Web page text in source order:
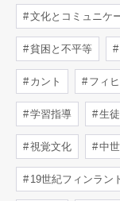
文化とコミュニケ
貧困と不平等
カント フィ
学習指導 生
視覚文化 中世
19世紀フィンラン